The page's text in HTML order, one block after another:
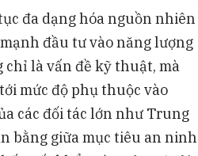
đa dạng hóa nguồn nhiên
đầu tư vào năng lượng
chỉ là vấn đề kỹ thuật, mà
mức độ phụ thuộc vào
các đối tác lớn như Trung
bằng giữa mục tiêu an ninh